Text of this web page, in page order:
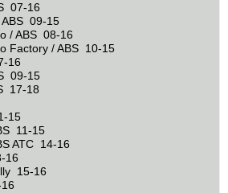
07-16
ABS 09-15
/ ABS 08-16
Factory / ABS 10-15
16
09-15
17-18
15
11-15
ATC 14-16
16
15-16